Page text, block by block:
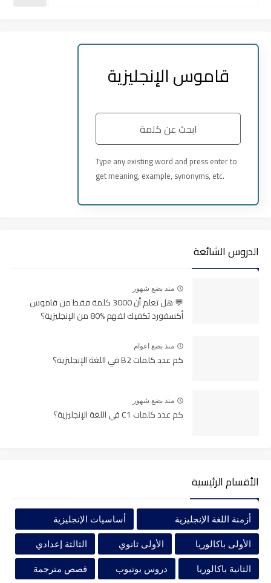
قاموس الإنجليزية
Type any existing word and press enter to
get meaning, example, synonyms, etc.
Example
___
Synonyms
الدروس الشائعة
منذ بضع شهور
💬 هل تعلم أن 3000 كلمة فقط من قاموس
أكسفورد تكفيك لفهم %80 من الإنجليزية؟
منذ بضع اعوام
كم عدد كلمات B2 في اللغة الإنجليزية؟
منذ بضع شهور
كم عدد كلمات C1 في اللغة الإنجليزية؟
الأقسام الرئيسية
أزمنة اللغة الإنجليزية أساسيات الإنجليزية
الأولى باكالوريا الأولى ثانوي الثالثة إعدادي
الثانية باكالوريا دروس يوتيوب قصص مترجمة